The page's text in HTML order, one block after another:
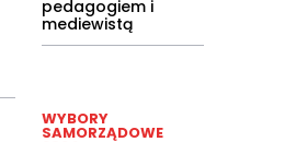
pedagogiem i
mediewistą
WYBORY
SAMORZĄDOWE